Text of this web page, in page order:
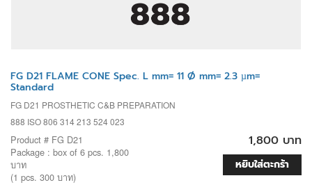
FG D21 FLAME CONE Spec. L mm= 11 Ø mm= 2.3 µm=
Standard
FG D21 PROSTHETIC C&B PREPARATION
888 ISO 806 314 213 524 023
Product # FG D21
Package : box of 6 pcs. 1,800
บาท
(1 pcs. 300 บาท)
1,800 บาท
หยิบใส่ตะกร้า